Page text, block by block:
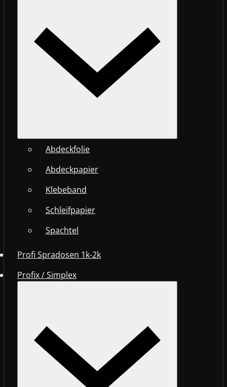
Abdeckfolie
Abdeckpapier
Klebeband
Schleifpapier
Spachtel
Profi Spradosen 1k-2k
Profix / Simplex